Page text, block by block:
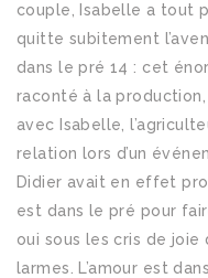
couple, Isabelle a tout
quitte subitement
dans le pré 14 : cet
raconté à la
avec Isabelle,
relation lors d’un
Didier avait en effet
est dans le pré pour
oui sous les cris de joie
larmes. L’amour est